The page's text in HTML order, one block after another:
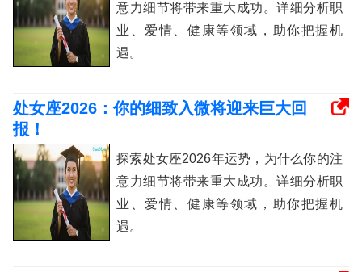
意力细节将带来重大成功。详细分析职
业、爱情、健康等领域，助你把握机
遇。
处女座2026：你的细致入微将迎来巨大回
报！
探索处女座2026年运势，为什么你的注
意力细节将带来重大成功。详细分析职
业、爱情、健康等领域，助你把握机
遇。